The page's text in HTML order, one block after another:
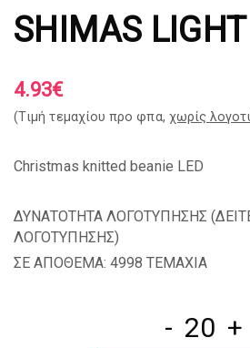
SHIMAS LIGHT
4.93€
(Tιμή τεμαχίου προ φπα, χωρίς
Christmas knitted beanie LED
ΔΥΝΑΤΟΤΗΤΑ ΛΟΓΟΤΥΠΗΣΗΣ (
ΛΟΓΟΤΥΠΗΣΗΣ)
ΣΕ ΑΠΟΘΕΜΑ: 4998 TEMAXIA
- +